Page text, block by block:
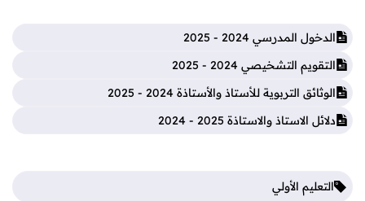
الدخول المدرسي 2024 - 2025
التقويم التشخيصي 2024 - 2025
الوثائق التربوية للأستاذ والأستاذة 2024 - 2025
دلائل الاستاذ والاستاذة 2025 - 2024
التعليم الأولي